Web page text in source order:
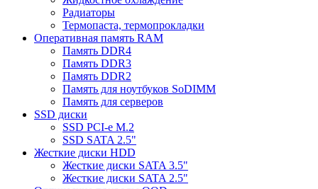
Радиаторы
Термопаста, термопрокладки
Оперативная память RAM
Память DDR4
Память DDR3
Память DDR2
Память для ноутбуков SoDIMM
Память для серверов
SSD диски
SSD PCI-e M.2
SSD SATA 2.5"
Жесткие диски HDD
Жесткие диски SATA 3.5"
Жесткие диски SATA 2.5"